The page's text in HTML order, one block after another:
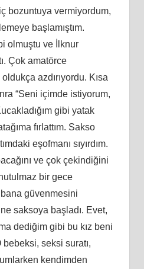
bozuntuya vermiyordum,
başlamıştım.
olmuştu ve İlknur
Çok amatörce
azdırıyordu. Kısa
“Seni içimde istiyorum,
gibi yatak
fırlattım. Sakso
eşofmanı sıyırdım.
ve çok çekindiğini
bir gece
bana güvenmesini
saksoya başladı. Evet,
dediğim gibi bu kız beni
bebeksi, seksi suratı,
kendimden